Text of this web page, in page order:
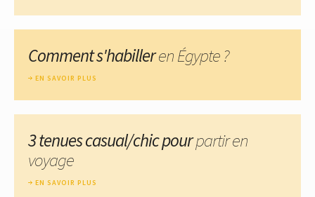
Comment s'habilleren Égypte ?
EN SAVOIR PLUS
3 tenues casual/chic pourpartir en
voyage
EN SAVOIR PLUS